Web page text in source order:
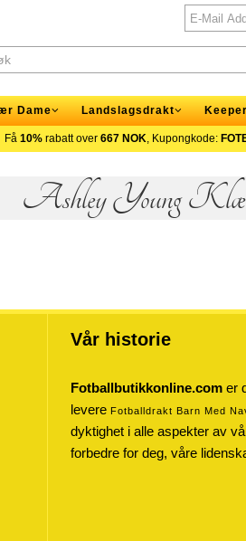
Dame Landslagsdrakt Keeper
Få 10% rabatt over 667 NOK, Kupongkode:
Ashley Young
Vår historie
Fotballbutikkonline.com er
levere Fotballdrakt Barn Med
dyktighet i alle aspekter av
forbedre for deg, våre